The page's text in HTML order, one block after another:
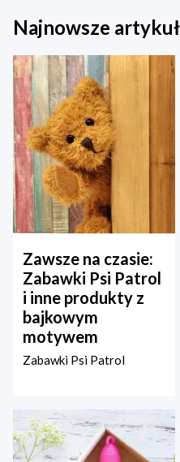
Najnowsze
Zawsze na czasie:
Zabawki Psi Patrol
i inne produkty z
bajkowym
motywem
Zabawki Psi Patrol